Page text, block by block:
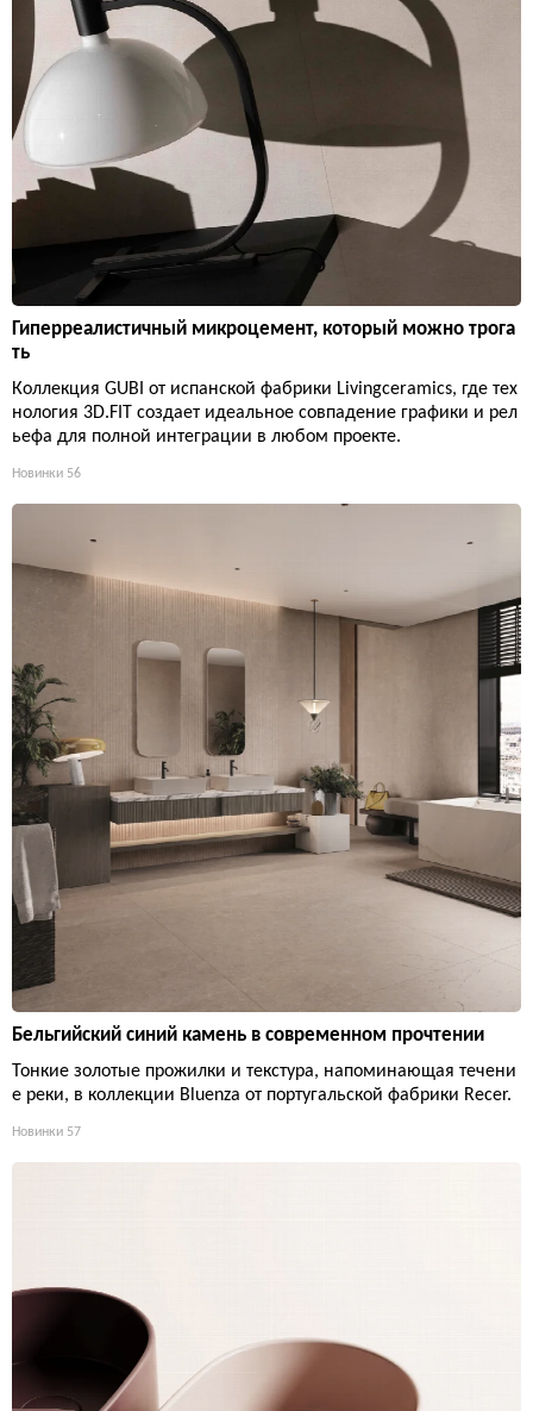
Гиперреалистичный микроцемент, который можно трога
ть
Коллекция GUBI от испанской фабрики Livingceramics, где тех
нология 3D.FIT создает идеальное совпадение графики и рел
ьефа для полной интеграции в любом проекте.
Новинки 56
Бельгийский синий камень в современном прочтении
Тонкие золотые прожилки и текстура, напоминающая течени
е реки, в коллекции Bluenza от португальской фабрики Recer.
Новинки 57